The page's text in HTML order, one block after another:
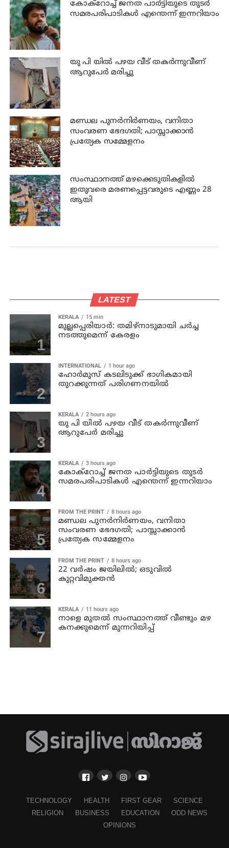
കോക്റോച്ച് ജനത പാര്‍ട്ടിയുടെ തുടര്‍
സമരപരിപാടികള്‍ എന്തെന്ന് ഇന്നറിയാം
യു പി യില്‍ പഴയ വീട് തകര്‍ന്നുവീണ്
ആറുപേര്‍ മരിച്ചു
മണ്ഡല പുനർനിർണയം, വനിതാ
സംവരണ ഭേദഗതി; പാസ്സാക്കാൻ
പ്രത്യേക സമ്മേളനം
സംസ്ഥാനത്ത് മഴക്കെടുതികളില്‍
ഇതുവരെ മരണപ്പെട്ടവരുടെ എണ്ണം 28
ആയി
LATEST
KERALA 15 min
മുല്ലപ്പെരിയാര്‍: തമിഴ്‌നാടുമായി ചര്‍ച്ച
നടത്തുമെന്ന് കേരളം
INTERNATIONAL 1 hour ago
ഹോര്‍മുസ് കടലിടുക്ക് ഭാഗികമായി
തുറക്കുന്നത് പരിഗണനയില്‍
KERALA 2 hours ago
യു പി യില്‍ പഴയ വീട് തകര്‍ന്നുവീണ്
ആറുപേര്‍ മരിച്ചു
KERALA 3 hours ago
കോക്റോച്ച് ജനത പാര്‍ട്ടിയുടെ തുടര്‍
സമരപരിപാടികള്‍ എന്തെന്ന് ഇന്നറിയാം
FROM THE PRINT 8 hours ago
മണ്ഡല പുനർനിർണയം, വനിതാ
സംവരണ ഭേദഗതി; പാസ്സാക്കാൻ
പ്രത്യേക സമ്മേളനം
FROM THE PRINT 8 hours ago
22 വർഷം ജയിലിൽ; ഒടുവിൽ
കുറ്റവിമുക്തൻ
KERALA 11 hours ago
നാളെ മുതല്‍ സംസ്ഥാനത്ത് വീണ്ടും മഴ
കനക്കുമെന്ന് മുന്നറിയിപ്പ്
TECHNOLOGY HEALTH FIRST GEAR
SCIENCE
RELIGION
BUSINESS EDUCATION
ODD NEWS
OPINIONS